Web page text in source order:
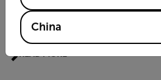
应用案例
数据中心对关键开关设备实
China